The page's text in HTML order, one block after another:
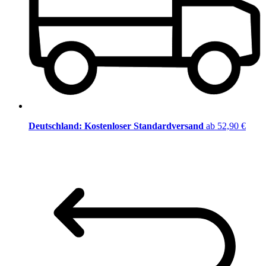
Deutschland: Kostenloser Standardversand ab 52,90 €